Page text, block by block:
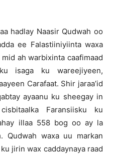
hadlay Naasir Qudwah oo
ee Falastiiniyiinta waxa
ah warbixinta caafimaad
isaga ku wareejiyeen,
Carafaat. Shir jaraa’id
ayaanu ku sheegay in
Faransiisku ku
illaa 558 bog oo ay la
Qudwah waxa uu markan
jirin wax caddaynaya raad